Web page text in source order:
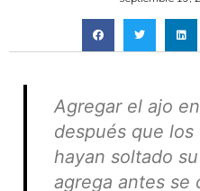
Agregar el ajo
después que
hayan soltado
agrega antes se